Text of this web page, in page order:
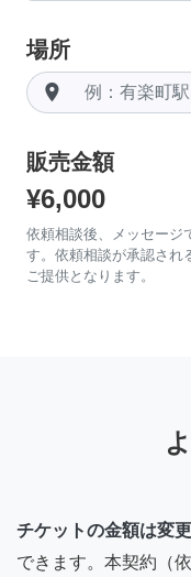
場所
room
販売金額
¥6,000
依頼相談後、メッセージ
す。依頼相談が承認さ
ご提供となります。
チケットの金額は変
できます。本契約（